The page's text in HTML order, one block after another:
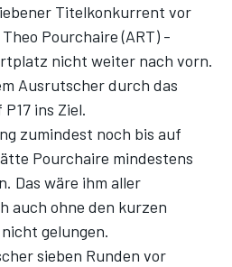
Titelkonkurrent vor
Pourchaire (ART) -
nicht weiter nach vorn.
Ausrutscher durch das
ins Ziel.
zumindest noch bis auf
Pourchaire mindestens
Das wäre ihm aller
auch ohne den kurzen
gelungen.
sieben Runden vor